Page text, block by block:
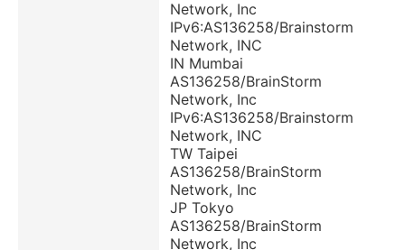
Network, Inc
IPv6:AS136258/Brainstorm
Network, INC
IN Mumbai
AS136258/BrainStorm
Network, Inc
IPv6:AS136258/Brainstorm
Network, INC
TW Taipei
AS136258/BrainStorm
Network, Inc
JP Tokyo
AS136258/BrainStorm
Network, Inc